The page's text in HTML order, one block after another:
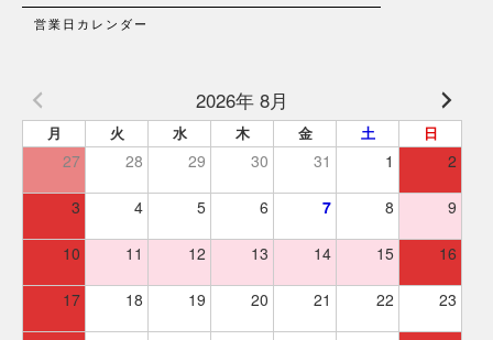
営業日カレンダー
2026年 8月
月 火 水 木 金 土 日
27 28 29 30 31 1 2
3 4 5 6 7 8 9
10 11 12 13 14 15 16
17 18 19 20 21 22 23